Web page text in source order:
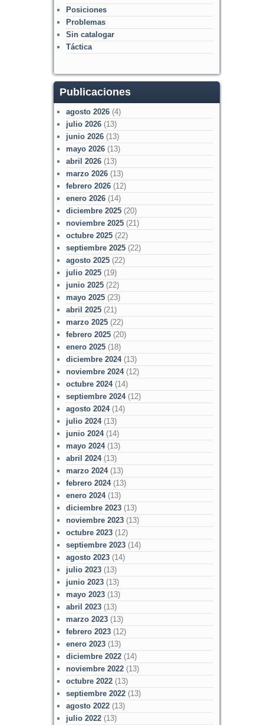
Posiciones
Problemas
Sin catalogar
Táctica
Publicaciones
agosto 2026(4)
julio 2026(13)
junio 2026(13)
mayo 2026(13)
abril 2026(13)
marzo 2026(13)
febrero 2026(12)
enero 2026(14)
diciembre 2025(20)
noviembre 2025(21)
octubre 2025(22)
septiembre 2025(22)
agosto 2025(22)
julio 2025(19)
junio 2025(22)
mayo 2025(23)
abril 2025(21)
marzo 2025(22)
febrero 2025(20)
enero 2025(18)
diciembre 2024(13)
noviembre 2024(12)
octubre 2024(14)
septiembre 2024(12)
agosto 2024(14)
julio 2024(13)
junio 2024(14)
mayo 2024(13)
abril 2024(13)
marzo 2024(13)
febrero 2024(13)
enero 2024(13)
diciembre 2023(13)
noviembre 2023(13)
octubre 2023(12)
septiembre 2023(14)
agosto 2023(14)
julio 2023(13)
junio 2023(13)
mayo 2023(13)
abril 2023(13)
marzo 2023(13)
febrero 2023(12)
enero 2023(13)
diciembre 2022(14)
noviembre 2022(13)
octubre 2022(13)
septiembre 2022(13)
agosto 2022(13)
julio 2022(13)